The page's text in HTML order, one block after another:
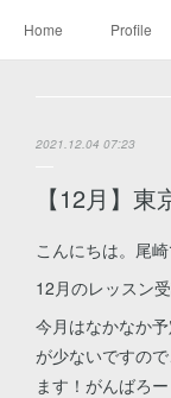
Home Profile
2021.12.04 07:23
【12月】
こんにちは。尾崎
12月のレッスン
今月はなかなか
が少ないですの
ます！がんばろー